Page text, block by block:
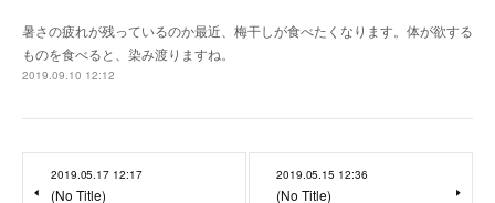
暑さの疲れが残っているのか最近、梅干しが食べたくなります。体が欲する
ものを食べると、染み渡りますね。
2019.09.10 12:12
2019.05.17 12:17
(No Title)
2019.05.15 12:36
(No Title)